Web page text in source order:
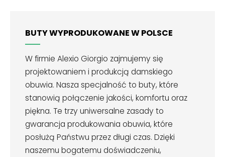
BUTY WYPRODUKOWANE W POLSCE
W firmie Alexio Giorgio zajmujemy się
projektowaniem i produkcją damskiego
obuwia. Nasza specjalność to buty, które
stanowią połączenie jakości, komfortu oraz
piękna. Te trzy uniwersalne zasady to
gwarancja produkowania obuwia, które
posłużą Państwu przez długi czas. Dzięki
naszemu bogatemu doświadczeniu,